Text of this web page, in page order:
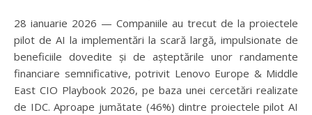
28 ianuarie 2026 — Companiile au trecut de la proiectele
pilot de AI la implementări la scară largă, impulsionate de
beneficiile dovedite și de așteptările unor randamente
financiare semnificative, potrivit Lenovo Europe & Middle
East CIO Playbook 2026, pe baza unei cercetări realizate
de IDC. Aproape jumătate (46%) dintre proiectele pilot AI